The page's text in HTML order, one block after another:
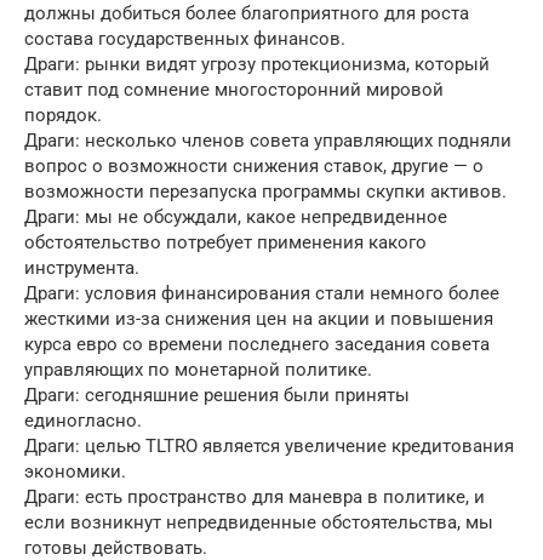
должны добиться более благоприятного для роста
состава государственных финансов.
Драги: рынки видят угрозу протекционизма, который
ставит под сомнение многосторонний мировой
порядок.
Драги: несколько членов совета управляющих подняли
вопрос о возможности снижения ставок, другие — о
возможности перезапуска программы скупки активов.
Драги: мы не обсуждали, какое непредвиденное
обстоятельство потребует применения какого
инструмента.
Драги: условия финансирования стали немного более
жесткими из-за снижения цен на акции и повышения
курса евро со времени последнего заседания совета
управляющих по монетарной политике.
Драги: сегодняшние решения были приняты
единогласно.
Драги: целью TLTRO является увеличение кредитования
экономики.
Драги: есть пространство для маневра в политике, и
если возникнут непредвиденные обстоятельства, мы
готовы действовать.